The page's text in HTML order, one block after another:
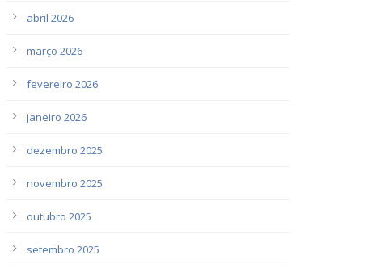
abril 2026
março 2026
fevereiro 2026
janeiro 2026
dezembro 2025
novembro 2025
outubro 2025
setembro 2025